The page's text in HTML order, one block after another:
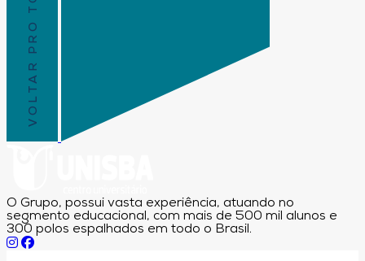
VOLTAR PRO TOPO
O Grupo, possui vasta experiência, atuando no
segmento educacional, com mais de 500 mil alunos e
300 polos espalhados em todo o Brasil.